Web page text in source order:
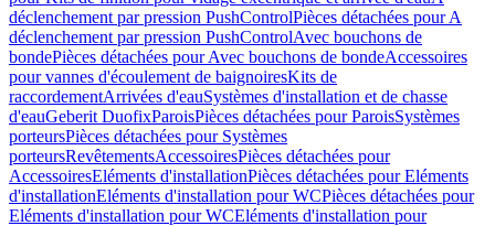
déclenchement par pression PushControlPièces détachées pour A
déclenchement par pression PushControlAvec bouchons de
bondePièces détachées pour Avec bouchons de bondeAccessoires
pour vannes d'écoulement de baignoiresKits de
raccordementArrivées d'eauSystèmes d'installation et de chasse
d'eauGeberit DuofixParoisPièces détachées pour ParoisSystèmes
porteursPièces détachées pour Systèmes
porteursRevêtementsAccessoiresPièces détachées pour
AccessoiresEléments d'installationPièces détachées pour Eléments
d'installationEléments d'installation pour WCPièces détachées pour
Eléments d'installation pour WCEléments d'installation pour